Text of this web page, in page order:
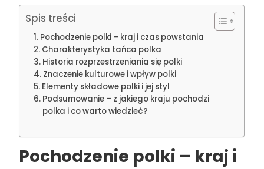
Spis treści
Pochodzenie polki – kraj i czas powstania
Charakterystyka tańca polka
Historia rozprzestrzeniania się polki
Znaczenie kulturowe i wpływ polki
Elementy składowe polki i jej styl
Podsumowanie – z jakiego kraju pochodzi
polka i co warto wiedzieć?
Pochodzenie polki – kraj i